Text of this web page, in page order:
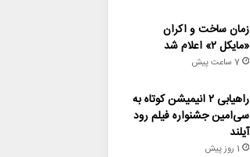
زمان ساخت و اکران
«مایکل ۲» اعلام شد
7 ساعت پیش
راهیابی ۲ انیمیشن کوتاه به
سی‌امین جشنواره فیلم رود
آیلند
1 روز پیش